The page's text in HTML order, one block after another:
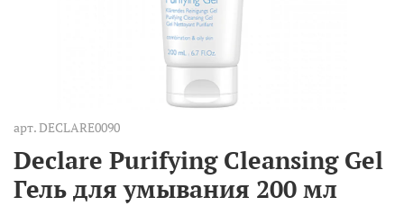
арт.DECLARE0090
Declare Purifying Cleansing Gel
Гель для умывания 200 мл